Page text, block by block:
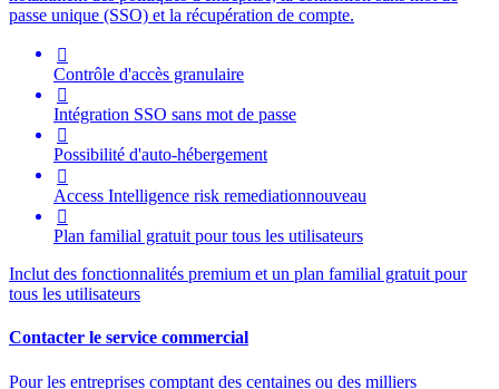
passe unique (SSO) et la récupération de compte.

Contrôle d'accès granulaire

Intégration SSO sans mot de passe

Possibilité d'auto-hébergement

Access Intelligence risk remediationnouveau

Plan familial gratuit pour tous les utilisateurs
Inclut des fonctionnalités premium et un plan familial gratuit pour
tous les utilisateurs
Contacter le service commercial
Pour les entreprises comptant des centaines ou des milliers